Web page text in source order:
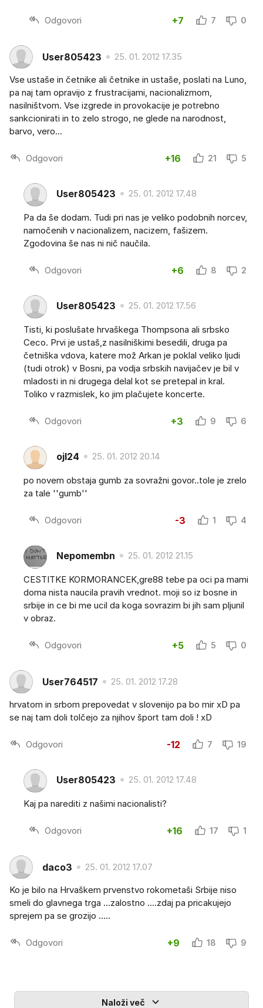
Odgovori +7 7 0
User805423 25. 01. 2012 17.35
Vse ustaše in četnike ali četnike in ustaše, poslati na Luno,
pa naj tam opravijo z frustracijami, nacionalizmom,
nasilništvom. Vse izgrede in provokacije je potrebno
sankcionirati in to zelo strogo, ne glede na narodnost,
barvo, vero...
Odgovori +16 21 5
User805423 25. 01. 2012 17.48
Pa da še dodam. Tudi pri nas je veliko podobnih norcev,
namočenih v nacionalizem, nacizem, fašizem.
Zgodovina še nas ni nič naučila.
Odgovori +6 8 2
User805423 25. 01. 2012 17.56
Tisti, ki poslušate hrvaškega Thompsona ali srbsko
Ceco. Prvi je ustaš,z nasilniškimi besedili, druga pa
četniška vdova, katere mož Arkan je poklal veliko ljudi
(tudi otrok) v Bosni, pa vodja srbskih navijačev je bil v
mladosti in ni drugega delal kot se pretepal in kral.
Toliko v razmislek, ko jim plačujete koncerte.
Odgovori +3 9 6
ojl24 25. 01. 2012 20.14
po novem obstaja gumb za sovražni govor..tole je zrelo
za tale ''gumb''
Odgovori -3 1 4
Nepomembn 25. 01. 2012 21.15
CESTITKE KORMORANCEK,gre88 tebe pa oci pa mami
doma nista naucila pravih vrednot. moji so iz bosne in
srbije in ce bi me ucil da koga sovrazim bi jih sam pljunil
v obraz.
Odgovori +5 5 0
User764517 25. 01. 2012 17.28
hrvatom in srbom prepovedat v slovenijo pa bo mir xD pa
se naj tam doli tolčejo za njihov šport tam doli ! xD
Odgovori -12 7 19
User805423 25. 01. 2012 17.48
Kaj pa narediti z našimi nacionalisti?
Odgovori +16 17 1
daco3 25. 01. 2012 17.07
Ko je bilo na Hrvaškem prvenstvo rokometaši Srbije niso
smeli do glavnega trga ...zalostno ....zdaj pa pricakujejo
sprejem pa se grozijo .....
Odgovori +9 18 9
Naloži več